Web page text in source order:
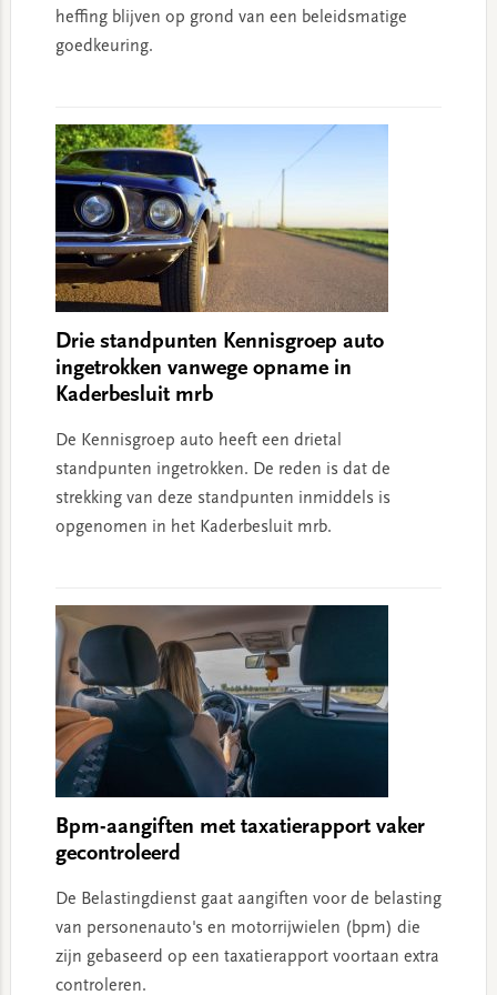
heffing blijven op grond van een beleidsmatige
goedkeuring.
Drie standpunten Kennisgroep auto
ingetrokken vanwege opname in
Kaderbesluit mrb
De Kennisgroep auto heeft een drietal
standpunten ingetrokken. De reden is dat de
strekking van deze standpunten inmiddels is
opgenomen in het Kaderbesluit mrb.
Bpm-aangiften met taxatierapport vaker
gecontroleerd
De Belastingdienst gaat aangiften voor de belasting
van personenauto's en motorrijwielen (bpm) die
zijn gebaseerd op een taxatierapport voortaan extra
controleren.